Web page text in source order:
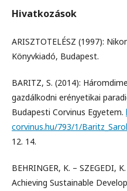
Hivatkozások
ARISZTOTELÉSZ (1997):
Könyvkiadó, Budapest.
BARITZ, S. (2014):
gazdálkodni erényetikai
Budapesti Corvinus Egyetem.
corvinus.hu/793/1/
12. 14.
BEHRINGER, K. – SZEGEDI,
Achieving Sustainable